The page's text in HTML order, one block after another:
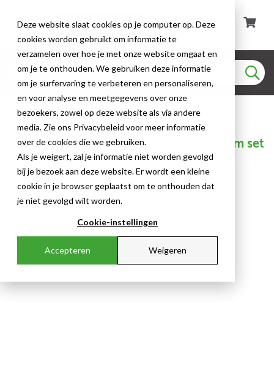
Deze website slaat cookies op je computer op. Deze
cookies worden gebruikt om informatie te
verzamelen over hoe je met onze website omgaat en
om je te onthouden. We gebruiken deze informatie
om je surfervaring te verbeteren en personaliseren,
en voor analyse en meetgegevens over onze
bezoekers, zowel op deze website als via andere
media. Zie ons Privacybeleid voor meer informatie
over de cookies die we gebruiken.
Als je weigert, zal je informatie niet worden gevolgd
bij je bezoek aan deze website. Er wordt een kleine
cookie in je browser geplaatst om te onthouden dat
je niet gevolgd wilt worden.
Cookie-instellingen
Accepteren Weigeren
Prolumia LED Lumiaflex II
Prolumia Lumiaflex II, 24Vdc, 12W/m, 5m set
RGB